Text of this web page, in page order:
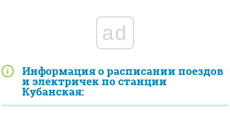
Информация о расписании поездов
и электричек по станции
Кубанская:
ad